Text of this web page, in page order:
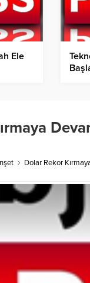
Ele
Dolar Rekor